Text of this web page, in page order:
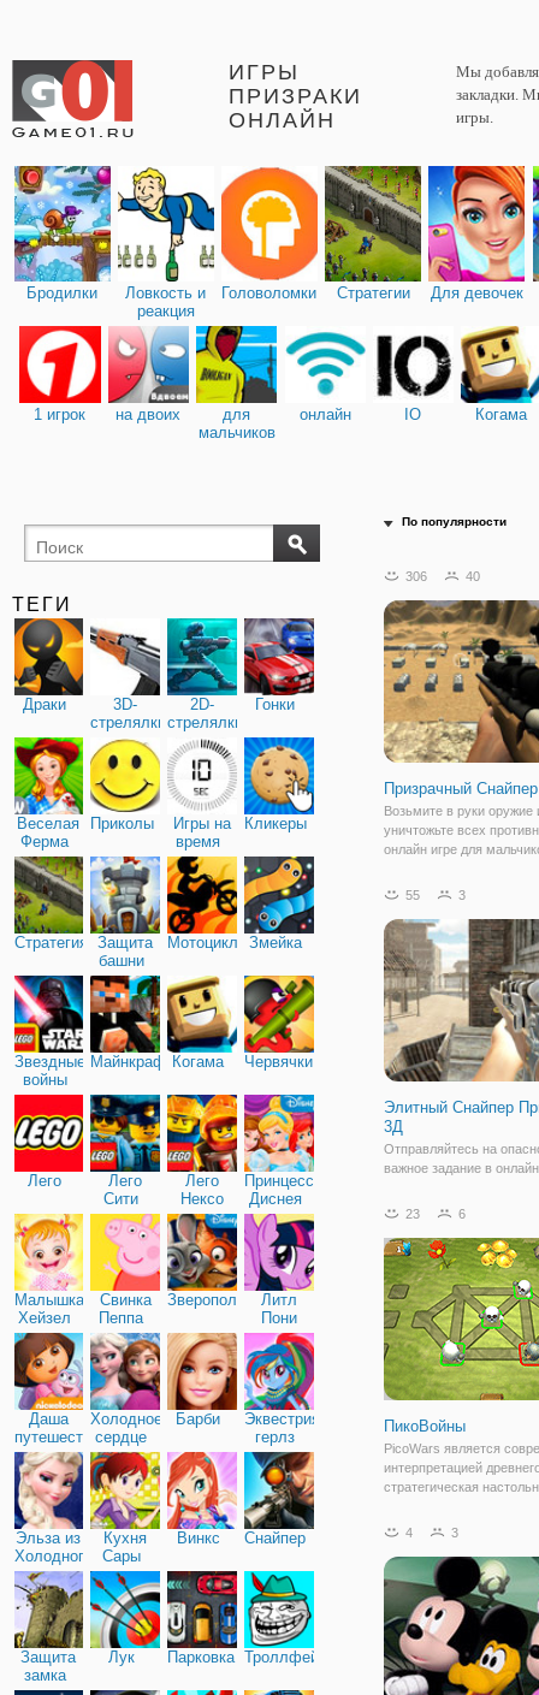
ИГРЫ
ПРИЗРАКИ
ОНЛАЙН
Мы
закладки.
игры.
Бродилки
Ловкость и
реакция
Головоломки Стратегии Для девочек
1 игрок на двоих
для
мальчиков
онлайн IO Когама
ТЕГИ
Драки
3D-
стрелялки
2D-
стрелялки
Гонки
Веселая
Ферма
Приколы
Игры на
время
Кликеры
Стратегия
Защита
башни
МотоциклыЗмейка
Звездные
войны
МайнкрафтКогама Червячки
Лего
Лего
Сити
Лего
Нексо
Найтс
Принцессы
Диснея
Малышка
Хейзел
Свинка
Пеппа
Зверополис
Литл
Пони
Дружба
Даша
путешественница
Холодное
сердце
Барби
Эквестрия
герлз
Эльза из
Холодного
сердца
Кухня
Сары
Винкс Снайпер
Защита
замка
Лук Парковка Троллфейс
По популярности
306 40
Призрачный Снайпер
Возьмите в руки оружие
уничтожьте всех
онлайн игре для
бесплатная стрелялка
проверить себя на
окажетесь в пустынной,
55 3
Элитный Снайпер
3Д
Отправляйтесь на
важное задание в
Это онлайн стрелялка
почувствовать себя
Игра представлена в
реалистичной графике и
23 6
ПикоВойны
PicoWars является
интерпретацией
стратегическая
мельницы, Merels, Мюле
расширены введением
Эмануила Ласкера и
4 3